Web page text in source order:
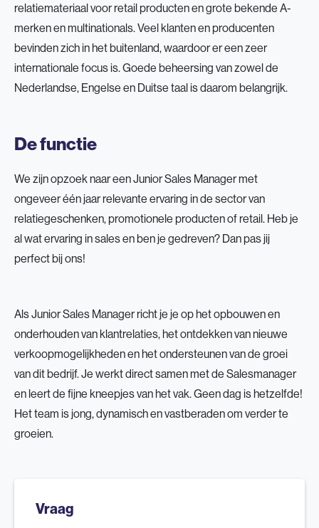
relatiemateriaal voor retail producten en grote bekende A-
merken en multinationals. Veel klanten en producenten
bevinden zich in het buitenland, waardoor er een zeer
internationale focus is. Goede beheersing van zowel de
Nederlandse, Engelse en Duitse taal is daarom belangrijk.
De functie
We zijn opzoek naar een Junior Sales Manager met
ongeveer één jaar relevante ervaring in de sector van
relatiegeschenken, promotionele producten of retail. Heb je
al wat ervaring in sales en ben je gedreven? Dan pas jij
perfect bij ons!
Als Junior Sales Manager richt je je op het opbouwen en
onderhouden van klantrelaties, het ontdekken van nieuwe
verkoopmogelijkheden en het ondersteunen van de groei
van dit bedrijf. Je werkt direct samen met de Salesmanager
en leert de fijne kneepjes van het vak. Geen dag is hetzelfde!
Het team is jong, dynamisch en vastberaden om verder te
groeien.
Vraag